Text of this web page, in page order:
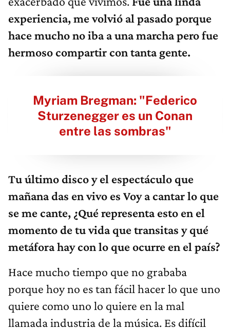
experiencia, me volvió al pasado porque
hace mucho no iba a una marcha pero fue
hermoso compartir con tanta gente.
Myriam Bregman: "Federico
Sturzenegger es un Conan
entre las sombras"
Tu último disco y el espectáculo que
mañana das en vivo es Voy a cantar lo que
se me cante, ¿Qué representa esto en el
momento de tu vida que transitas y qué
metáfora hay con lo que ocurre en el país?
Hace mucho tiempo que no grababa
porque hoy no es tan fácil hacer lo que uno
quiere como uno lo quiere en la mal
llamada industria de la música. Es difícil